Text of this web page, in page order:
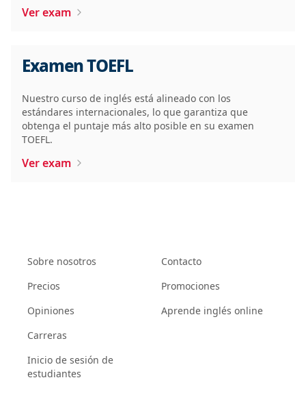
Ver exam
Examen TOEFL
Nuestro curso de inglés está alineado con los
estándares internacionales, lo que garantiza que
obtenga el puntaje más alto posible en su examen
TOEFL.
Ver exam
Sobre nosotros
Precios
Opiniones
Carreras
Inicio de sesión de
estudiantes
Contacto
Promociones
Aprende inglés online